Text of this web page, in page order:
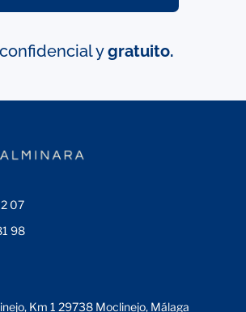
ygratuito.
07
98
Km 1 29738 Moclinejo, Málaga